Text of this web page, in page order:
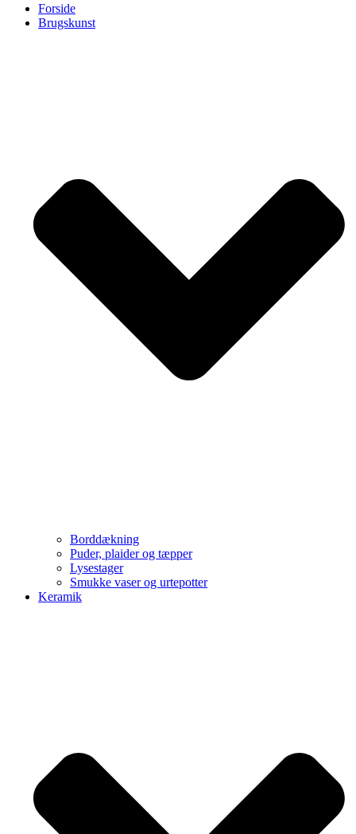
Forside
Brugskunst
Borddækning
Puder, plaider og tæpper
Lysestager
Smukke vaser og urtepotter
Keramik